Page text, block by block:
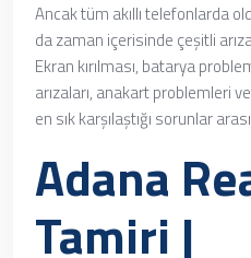
Ancak tüm akıllı telefonlarda
da zaman içerisinde çeşitli
Ekran kırılması, batarya
arızaları, anakart problemleri ve
en sık karşılaştığı sorunlar
Adana
Tamiri |